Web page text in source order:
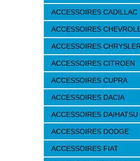
ACCESSOIRES CADILLAC
ACCESSOIRES
ACCESSOIRES
ACCESSOIRES CITROEN
ACCESSOIRES CUPRA
ACCESSOIRES DACIA
ACCESSOIRES DAIHATSU
ACCESSOIRES DODGE
ACCESSOIRES FIAT